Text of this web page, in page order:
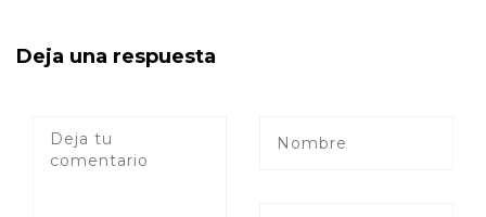
Deja una respuesta